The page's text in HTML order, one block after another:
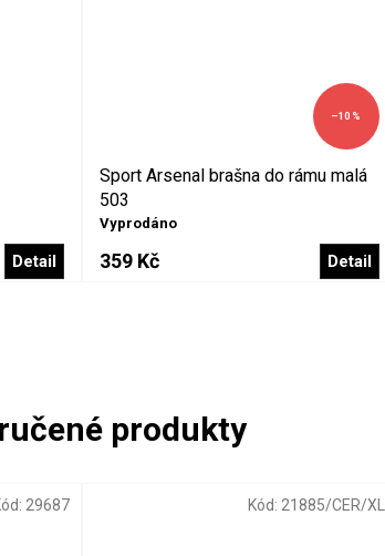
29687 Kód: 21885/CER/XL
Detail
–10 %
Sport Arsenal brašna do rámu malá
503
Vyprodáno
359 Kč Detail